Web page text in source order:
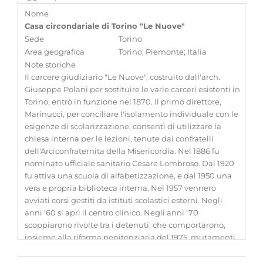
Nome
Casa circondariale di Torino "Le Nuove"
Sede
Torino
Area geografica
Torino; Piemonte; Italia
Note storiche
Il carcere giudiziario "Le Nuove", costruito dall'arch.
Giuseppe Polani per sostituire le varie carceri esistenti in
Torino, entrò in funzione nel 1870. Il primo direttore,
Marinucci, per conciliare l'isolamento individuale con le
esigenze di scolarizzazione, consentì di utilizzare la
chiesa interna per le lezioni, tenute dai confratelli
dell'Arciconfraternita della Misericordia. Nel 1886 fu
nominato ufficiale sanitario Cesare Lombroso. Dal 1920
fu attiva una scuola di alfabetizzazione, e dal 1950 una
vera e propria biblioteca interna. Nel 1957 vennero
avviati corsi gestiti da istituti scolastici esterni. Negli
anni '60 si aprì il centro clinico. Negli anni '70
scoppiarono rivolte tra i detenuti, che comportarono,
insieme alla riforma penitenziaria del 1975, mutamenti